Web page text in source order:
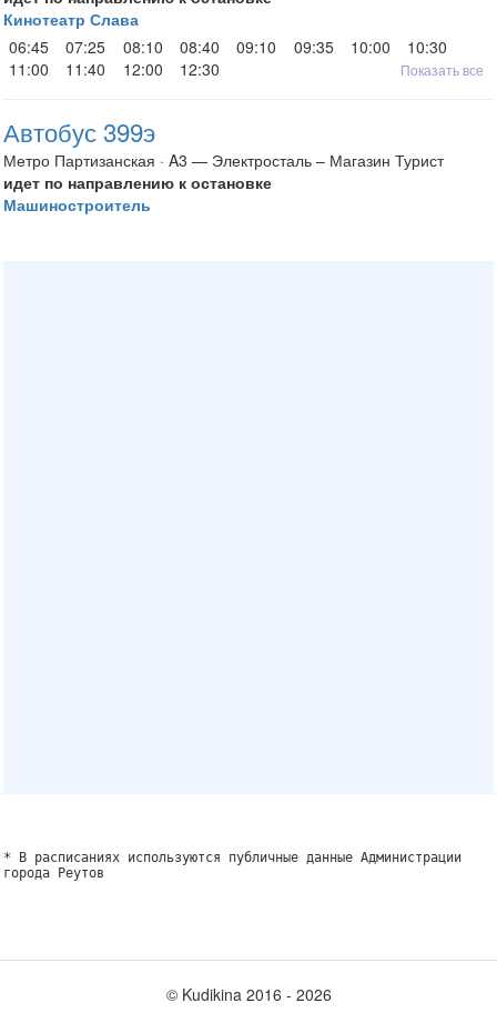
Кинотеатр Слава
06:45
07:25 08:10 08:40 09:10 09:35 10:00
10:30
11:00
11:40 12:00 12:30 Показать все
Автобус 399э
Метро Партизанская · A3 — Электросталь – Магазин Турист
идет по направлению к остановке
Машиностроитель
* В расписаниях используются публичные данные Администрации
города Реутов
© Kudikina 2016 ‐ 2026